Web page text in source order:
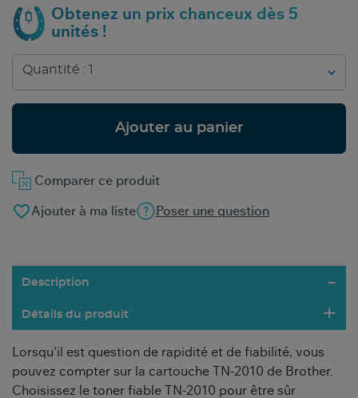
Obtenez un prix chanceux dès 5
unités !
Ajouter au panier
favorite_borderAjouter à ma liste Poser une question
Comparer ce produit
Description
Détails du produit
Lorsqu'il est question de rapidité et de fiabilité, vous
pouvez compter sur la cartouche TN-2010 de Brother.
Choisissez le toner fiable TN-2010 pour être sûr